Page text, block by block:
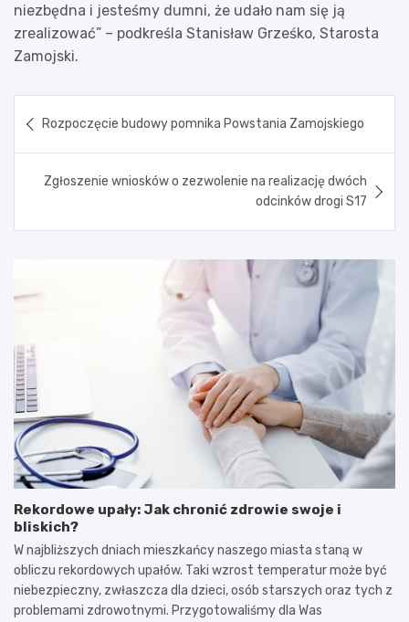
niezbędna i jesteśmy dumni, że udało nam się ją
zrealizować” – podkreśla Stanisław Grześko, Starosta
Zamojski.
wpisu
Rozpoczęcie budowy pomnika Powstania Zamojskiego
Zgłoszenie wniosków o zezwolenie na realizację dwóch
odcinków drogi S17
Rekordowe upały: Jak chronić zdrowie swoje i
bliskich?
W najbliższych dniach mieszkańcy naszego miasta staną w
obliczu rekordowych upałów. Taki wzrost temperatur może być
niebezpieczny, zwłaszcza dla dzieci, osób starszych oraz tych z
problemami zdrowotnymi. Przygotowaliśmy dla Was